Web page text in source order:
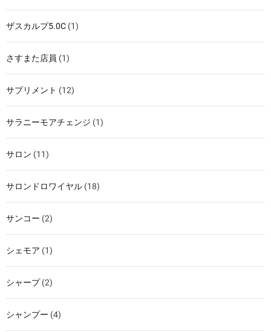
ザスカルプ5.0C (1)
さすまた店員 (1)
サプリメント (12)
サラニーモアチェンジ (1)
サロン (11)
サロンドロワイヤル (18)
サンコー (2)
シェモア (1)
シャープ(2)
シャンプー (4)